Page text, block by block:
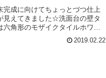
完成に向けてちょっとづつ仕上
見えてきました☆洗面台の壁タ
六角形のモザイクタイルホワイ
タイルにグレー目地の組み合わ
ープなスクエアシンクにGROHE
2019.02.22